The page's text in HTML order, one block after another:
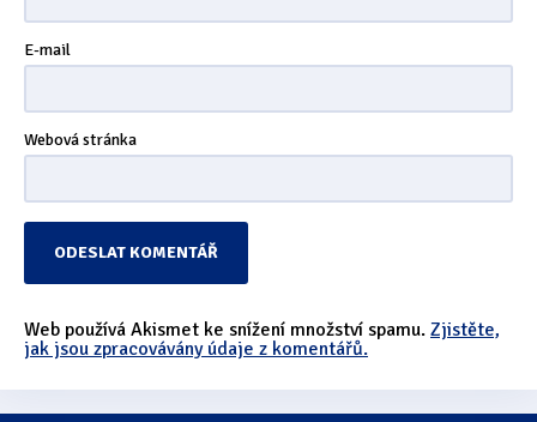
E-mail
Webová stránka
Web používá Akismet ke snížení množství spamu. Zjistěte,
jak jsou zpracovávány údaje z komentářů.